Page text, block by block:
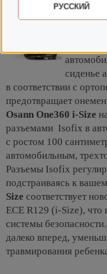
Спинка
сиденье
в соответствии с
предотвращает
Osann One360 i-Size
разъемами Isofix в
с ростом 100
автомобильным,
Разъемы Isofix
подстраиваясь к
Size соответствует
ECE R129 (i-Size), что
системы
далеко вперед,
травмирования
РУССКИЙ